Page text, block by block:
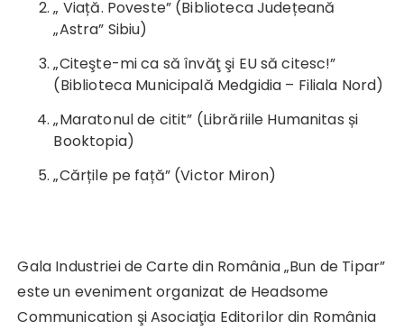
„ Viață. Poveste” (Biblioteca Județeană
„Astra” Sibiu)
„Citeşte-mi ca să învăţ şi EU să citesc!”
(Biblioteca Municipală Medgidia – Filiala Nord)
„Maratonul de citit” (Librăriile Humanitas și
Booktopia)
„Cărțile pe față” (Victor Miron)
Gala Industriei de Carte din România „Bun de Tipar”
este un eveniment organizat de Headsome
Communication şi Asociaţia Editorilor din România